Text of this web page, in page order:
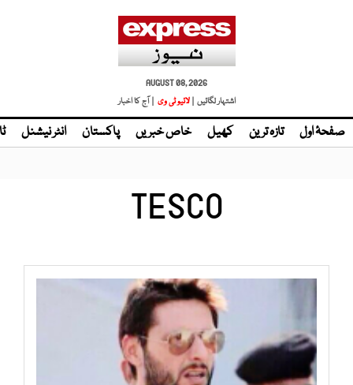
AUGUST 08, 2026
اشتہار لگائیں | لائیو ٹی وی | آج کا اخبار
صفحۂ اول تازہ ترین کھیل خاص خبریں پاکستان انٹر نیشنل
TESCO